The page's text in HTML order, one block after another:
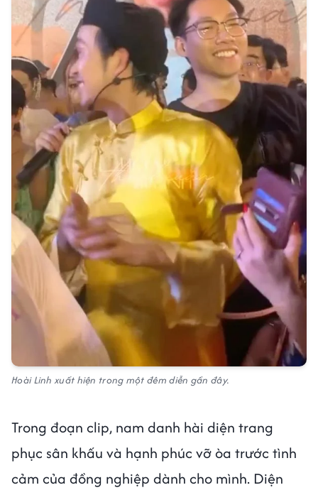
Hoài Linh xuất hiện trong một đêm diễn gần đây.
Trong đoạn clip, nam danh hài diện trang
phục sân khấu và hạnh phúc vỡ òa trước tình
cảm của đồng nghiệp dành cho mình. Diện